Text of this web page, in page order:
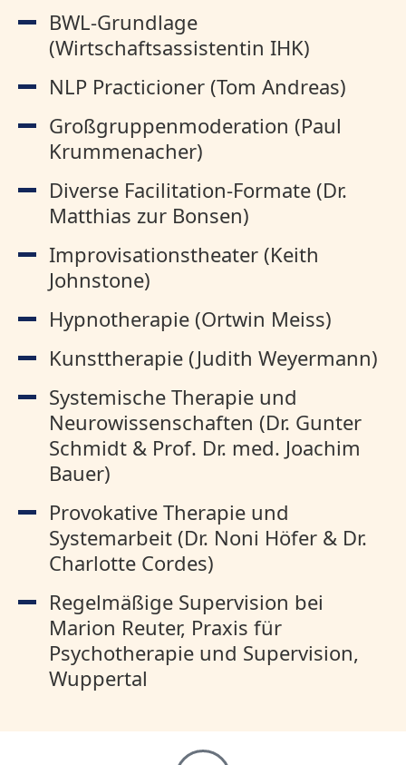
BWL-Grundlage
(Wirtschaftsassistentin IHK)
NLP Practicioner (Tom Andreas)
Großgruppenmoderation (Paul
Krummenacher)
Diverse Facilitation-Formate (Dr.
Matthias zur Bonsen)
Improvisationstheater (Keith
Johnstone)
Hypnotherapie (Ortwin Meiss)
Kunsttherapie (Judith Weyermann)
Systemische Therapie und
Neurowissenschaften (Dr. Gunter
Schmidt & Prof. Dr. med. Joachim
Bauer)
Provokative Therapie und
Systemarbeit (Dr. Noni Höfer & Dr.
Charlotte Cordes)
Regelmäßige Supervision bei
Marion Reuter, Praxis für
Psychotherapie und Supervision,
Wuppertal